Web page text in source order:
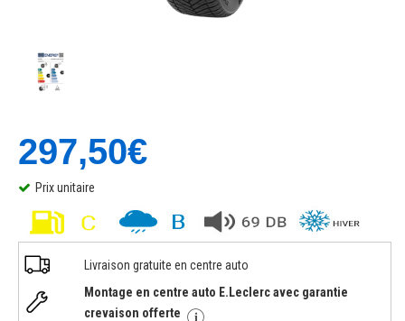
297,50€
Prix unitaire
Livraison gratuite en centre auto
Montage en centre auto E.Leclerc avec garantie
crevaison offerte